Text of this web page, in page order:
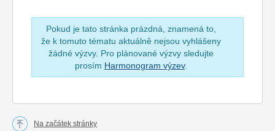
Pokud je tato stránka prázdná, znamená to,
že k tomuto tématu aktuálně nejsou vyhlášeny
žádné výzvy. Pro plánované výzvy sledujte
prosím Harmonogram výzev.
Na začátek stránky